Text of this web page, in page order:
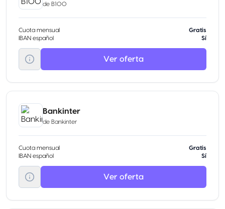
de B100
Cuota mensual
Gratis
IBAN español
Sí
Ver oferta
Bankinter
de Bankinter
Cuota mensual
Gratis
IBAN español
Sí
Ver oferta